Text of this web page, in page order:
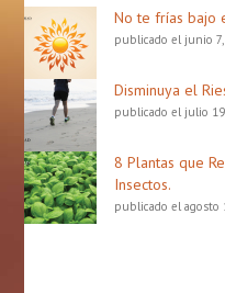
No te frías bajo
publicado el junio
Disminuya el
publicado el julio
8 Plantas que
Insectos.
publicado el agosto